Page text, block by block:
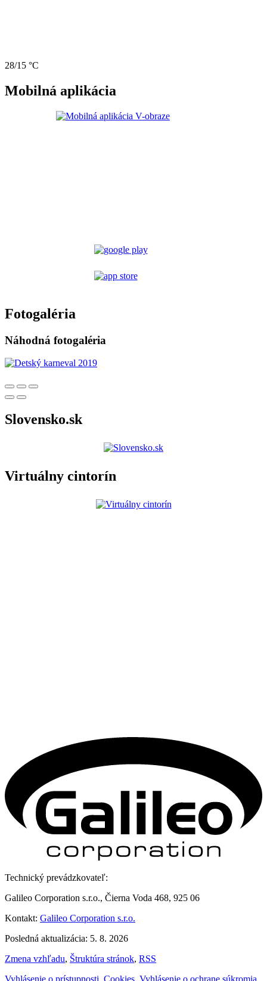
28/15 °C
Mobilná aplikácia
Fotogaléria
Náhodná fotogaléria
Slovensko.sk
Virtuálny cintorín
Technický prevádzkovateľ:
Galileo Corporation s.r.o., Čierna Voda 468, 925 06
Kontakt: Galileo Corporation s.r.o.
Posledná aktualizácia: 5. 8. 2026
Zmena vzhľadu, Štruktúra stránok, RSS